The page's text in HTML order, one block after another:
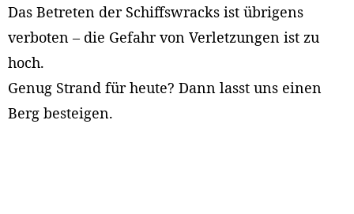
Das Betreten der Schiffswracks ist übrigens
verboten – die Gefahr von Verletzungen ist zu
hoch.
Genug Strand für heute? Dann lasst uns einen
Berg besteigen.